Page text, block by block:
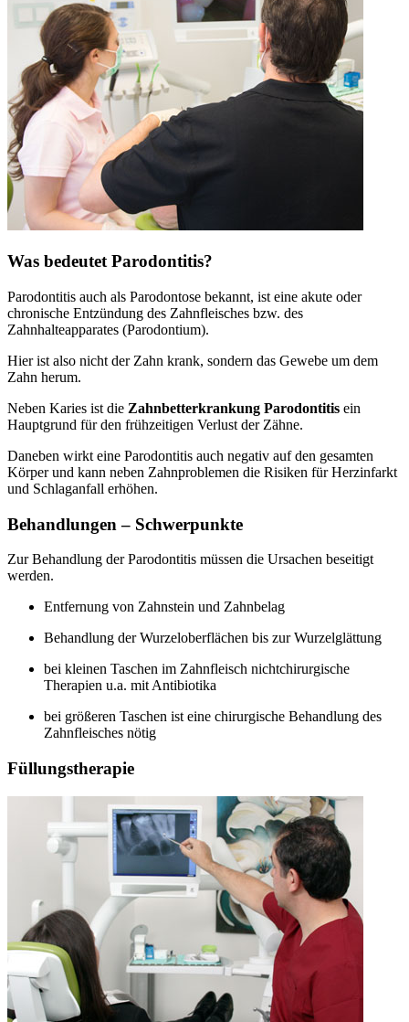
Was bedeutet Parodontitis?
Parodontitis auch als Parodontose bekannt, ist eine akute oder
chronische Entzündung des Zahnfleisches bzw. des
Zahnhalteapparates (Parodontium).
Hier ist also nicht der Zahn krank, sondern das Gewebe um dem
Zahn herum.
Neben Karies ist die Zahnbetterkrankung Parodontitis ein
Hauptgrund für den frühzeitigen Verlust der Zähne.
Daneben wirkt eine Parodontitis auch negativ auf den gesamten
Körper und kann neben Zahnproblemen die Risiken für Herzinfarkt
und Schlaganfall erhöhen.
Behandlungen – Schwerpunkte
Zur Behandlung der Parodontitis müssen die Ursachen beseitigt
werden.
Entfernung von Zahnstein und Zahnbelag
Behandlung der Wurzeloberflächen bis zur Wurzelglättung
bei kleinen Taschen im Zahnfleisch nichtchirurgische
Therapien u.a. mit Antibiotika
bei größeren Taschen ist eine chirurgische Behandlung des
Zahnfleisches nötig
Füllungstherapie